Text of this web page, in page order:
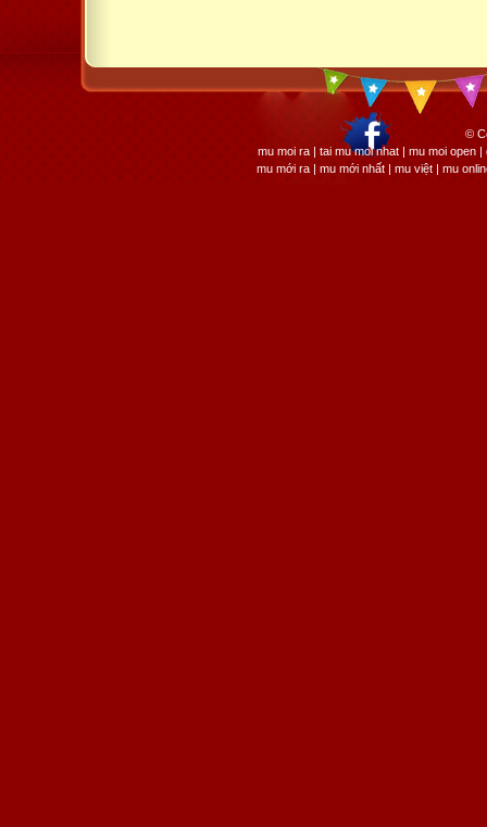
©
mu moi ra | tai mu moi nhat | mu moi open
mu mới ra | mu mới nhất | mu việt | mu